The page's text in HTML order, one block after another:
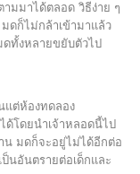
มาได้ตลอด วิธีง่าย ๆ
ดก็ไม่กล้าเข้ามาแล้ว
ทั้งหลายขยับตัวไป
ต่ห้องทดลอง
ด้โดยนำเจ้าหลอดนี้ไป
น มดก็จะอยู่ไม่ได้อีกต่อ
ป็นอันตรายต่อเด็กและ